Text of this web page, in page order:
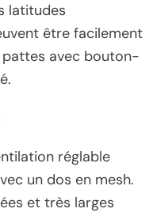
latitudes
être facilement
avec bouton-
réglable
un dos en mesh.
et très larges